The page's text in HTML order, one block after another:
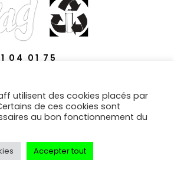
04 01 75
DES TERNES
PARIS
utilisent des cookies placés par
de ces cookies sont
au bon fonctionnement du
Accepter tout